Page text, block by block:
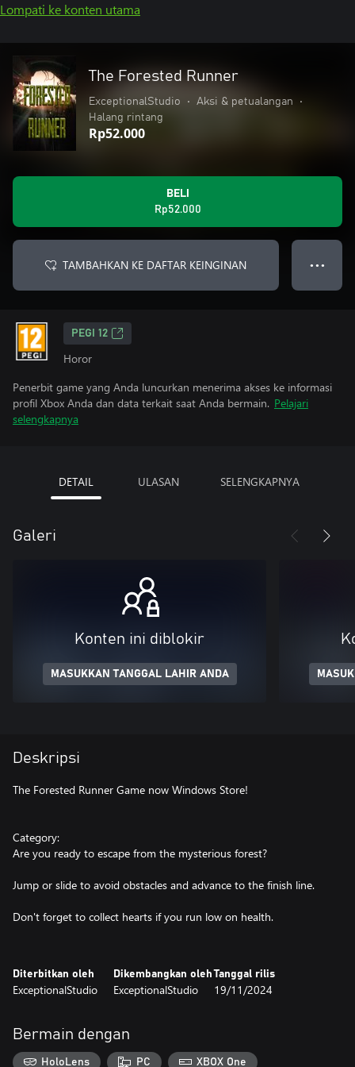
Lompati ke konten utama
The Forested Runner
ExceptionalStudio • Aksi & petualangan
•
Halang rintang
Rp52.000
BELI
Rp52.000
TAMBAHKAN KE DAFTAR KEINGINAN ● ● ●
PEGI 12
Horor
Penerbit game yang Anda luncurkan menerima akses ke informasi
profil Xbox Anda dan data terkait saat Anda bermain. Pelajari
selengkapnya
DETAIL ULASAN SELENGKAPNYA
Galeri
Konten ini diblokir
MASUKKAN TANGGAL LAHIR ANDA
Deskripsi
The Forested Runner Game now Windows Store!
Category:
Are you ready to escape from the mysterious forest?
Jump or slide to avoid obstacles and advance to the finish line.
Don't forget to collect hearts if you run low on health.
Diterbitkan oleh
ExceptionalStudio
Dikembangkan oleh
ExceptionalStudio
Tanggal rilis
19/11/2024
Bermain dengan
HoloLens PC XBOX One